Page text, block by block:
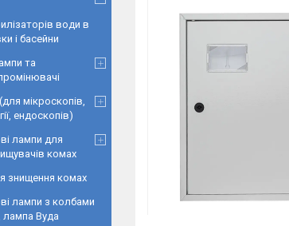
води в
і басейни
та
мікроскопів,
ендоскопів)
лампи для
комах
знищення комах
лампи з колбами
лампа Вуда